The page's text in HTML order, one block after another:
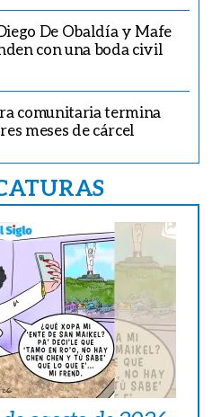
De Obaldía y Mafe
con una boda civil
comunitaria termina
meses de cárcel